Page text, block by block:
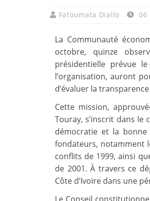
Fatoumata Diallo 06
La Communauté
octobre, quinze
présidentielle prévue
l’organisation, auront
d’évaluer la
Cette mission,
Touray, s’inscrit dans
démocratie et la
fondateurs, notamment
conflits de 1999, ainsi
de 2001. À travers ce
Côte d’Ivoire dans une